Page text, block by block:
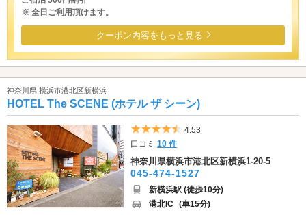
※ 全日ご利用頂けます。
クーポン内容をもっと見る
神奈川県 横浜市港北区新横浜
HOTEL The SCENE (ホテル ザ シーン)
5つ星のうち4.5
4.53
口コミ10 件
神奈川県横浜市港北区新横浜1-20-5
045-474-1527
新横浜駅 (徒歩10分)
港北IC (車15分)